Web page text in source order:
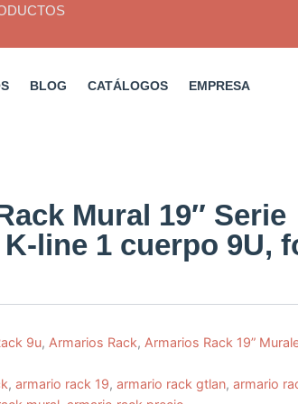
BLOG CATÁLOGOS EMPRESA
Mural 19″ Serie
line 1 cuerpo 9U,
9u, Armarios Rack, Armarios Rack 19”
, armario rack 19, armario rack gtlan, armario